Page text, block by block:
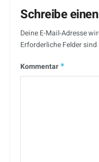
Schreibe
Deine E-Mail-Adresse
Erforderliche Felder
Kommentar *